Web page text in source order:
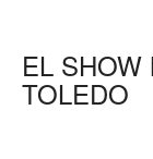
EL
TOLEDO